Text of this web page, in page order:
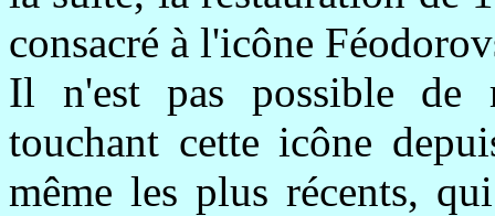
consacré à l'icône
Il n'est pas possible de
touchant cette icône
même les plus récents,